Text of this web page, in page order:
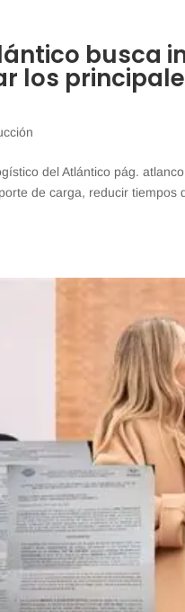
busca
los
del Atlántico pág.
de carga, reducir tiempos